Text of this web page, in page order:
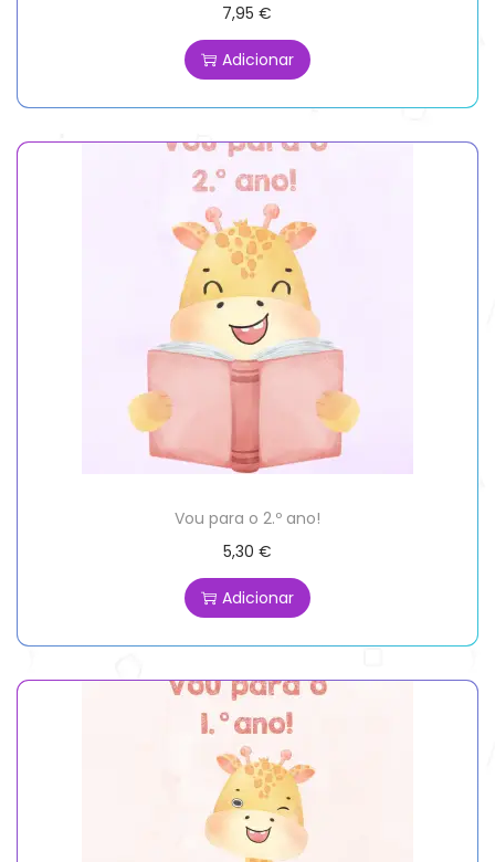
7,95€
Adicionar
Vou para o 2.º ano!
5,30 €
Adicionar